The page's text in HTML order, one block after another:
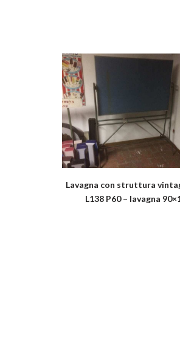
Lavagna con struttura
L138 P60 – lavagna